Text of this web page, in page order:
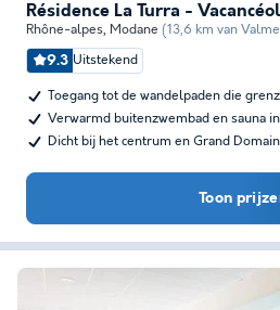
Résidence La Turra -
Rhône-alpes, Modane (13,6 km van
9.3 Uitstekend
Toegang tot de wandelpaden die
Verwarmd buitenzwembad en sauna
Dicht bij het centrum en Grand
Toon